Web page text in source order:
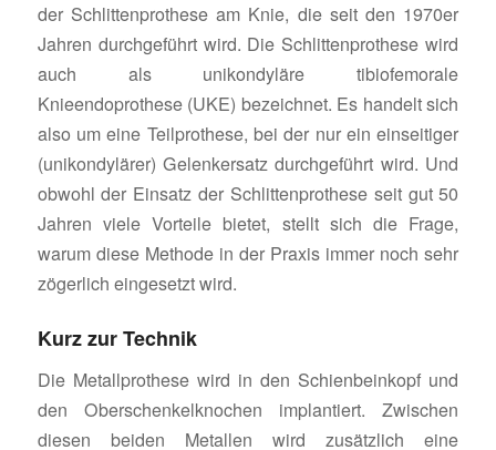
der Schlittenprothese am Knie, die seit den 1970er
Jahren durchgeführt wird. Die Schlittenprothese wird
auch als unikondyläre tibiofemorale
Knieendoprothese (UKE) bezeichnet. Es handelt sich
also um eine Teilprothese, bei der nur ein einseitiger
(unikondylärer) Gelenkersatz durchgeführt wird. Und
obwohl der Einsatz der Schlittenprothese seit gut 50
Jahren viele Vorteile bietet, stellt sich die Frage,
warum diese Methode in der Praxis immer noch sehr
zögerlich eingesetzt wird.
Kurz zur Technik
Die Metallprothese wird in den Schienbeinkopf und
den Oberschenkelknochen implantiert. Zwischen
diesen beiden Metallen wird zusätzlich eine